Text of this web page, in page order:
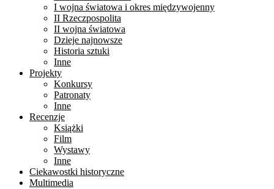
I wojna światowa i okres międzywojenny
II Rzeczpospolita
II wojna światowa
Dzieje najnowsze
Historia sztuki
Inne
Projekty
Konkursy
Patronaty
Inne
Recenzje
Książki
Film
Wystawy
Inne
Ciekawostki historyczne
Multimedia